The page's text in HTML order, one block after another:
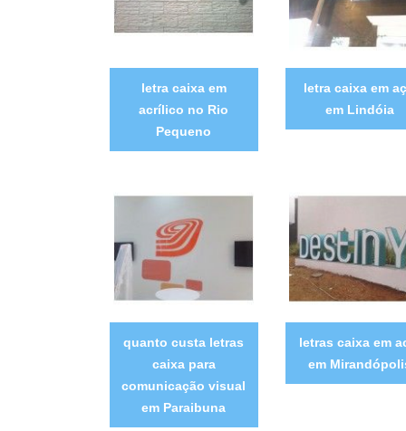
letra caixa em
acrílico no Rio
Pequeno
letra caixa em
em Lindóia
quanto custa letras
caixa para
comunicação visual
em Paraibuna
letras caixa em
em